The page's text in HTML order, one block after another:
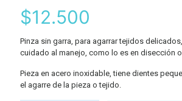
$12.500
Pinza sin garra, para agarrar tejidos
cuidado al manejo, como lo es en disección
Pieza en acero inoxidable, tiene dientes
el agarre de la pieza o tejido.